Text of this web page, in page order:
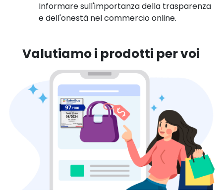
Informare sull'importanza della trasparenza
e dell'onestà nel commercio online.
Valutiamo i prodotti per voi